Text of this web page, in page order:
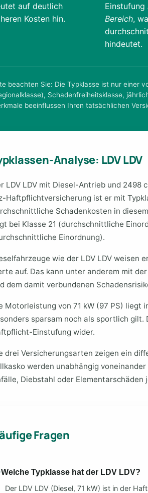
auf deutlich
Kosten hin.
Einstufung
Bereich,
hindeutet.
beachten Sie: Die Typklasse ist nur einer
Schadenfreiheitsklasse,
beeinflussen Ihren tatsächlichen
Analyse: LDV LDV
LDV LDV mit Diesel-Antrieb und 2498
Haftpflichtversicherung ist er mit
Schadenkosten in
bei Klasse 21 (durchschnittliche
Einordnung).
wie der LDV LDV weisen
auf. Das kann unter anderem mit
dem damit verbundenen
Motorleistung von 71 kW (97 PS) liegt
sparsam noch als sportlich
Einstufung wider.
drei Versicherungsarten zeigen ein
werden unabhängig
Diebstahl oder Elementarschäden
Fragen
Welche Typklasse hat der LDV LDV?
Der LDV LDV (Diesel, 71 kW) ist in der